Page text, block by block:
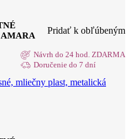
AMARA
Pridať k obľúbeným
Návrh do 24 hod. ZDARMA
Doručenie do 7 dní